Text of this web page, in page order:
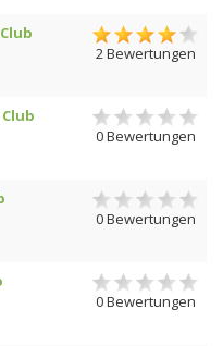
2 Bewertungen
0 Bewertungen
0 Bewertungen
0 Bewertungen